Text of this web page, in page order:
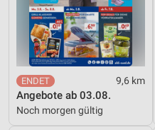
9,6 km
Angebote ab 03.08.
Noch morgen gültig